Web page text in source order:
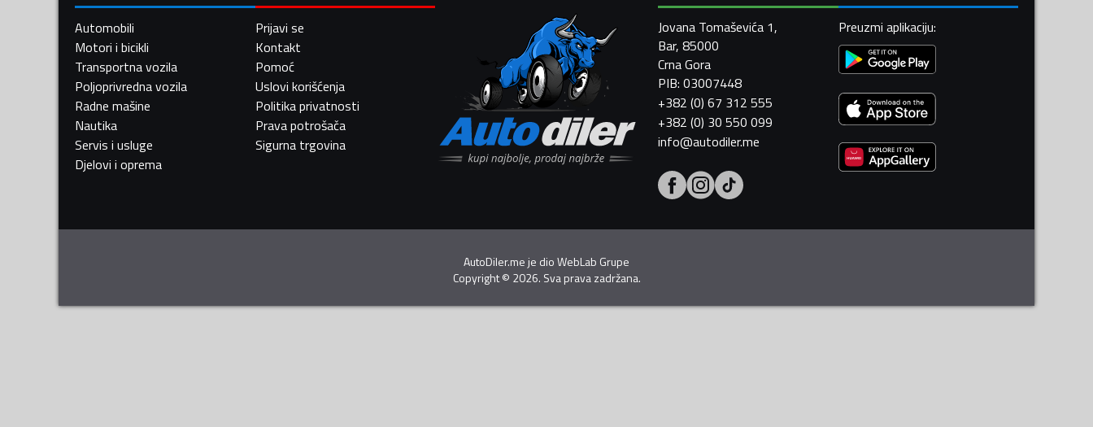
Automobili
Motori i bicikli
Transportna vozila
Poljoprivredna vozila
Radne mašine
Nautika
Servis i usluge
Djelovi i oprema
Prijavi se
Kontakt
Pomoć
Uslovi korišćenja
Politika privatnosti
Prava potrošača
Sigurna trgovina
Jovana Tomaševića 1,
Bar, 85000
Crna Gora
PIB: 03007448
+382 (0) 67 312 555
+382 (0) 30 550 099
info@autodiler.me
Preuzmi aplikaciju:
AutoDiler.me je dioWebLab Grupe
Copyright© 2026. Sva prava zadržana.